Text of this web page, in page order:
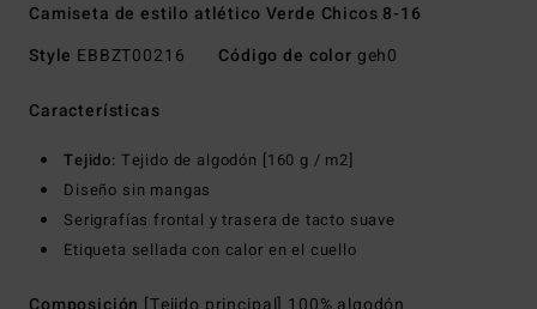
Camiseta de estilo atlético Verde Chicos 8-16
Style EBBZT00216 Código de color geh0
Características
Tejido: Tejido de algodón [160 g / m2]
Diseño sin mangas
Serigrafías frontal y trasera de tacto suave
Etiqueta sellada con calor en el cuello